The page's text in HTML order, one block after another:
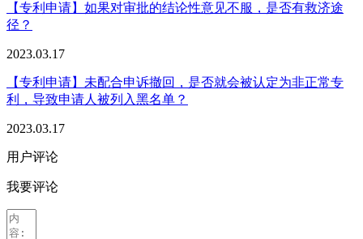
【专利申请】如果对审批的结论性意见不服，是否有救济途
径？
2023.03.17
【专利申请】未配合申诉撤回，是否就会被认定为非正常专
利，导致申请人被列入黑名单？
2023.03.17
用户评论
我要评论